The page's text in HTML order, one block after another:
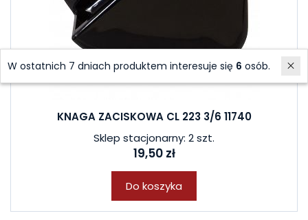
KNAGA ZACISKOWA CL 223 3/6 11740
Sklep stacjonarny: 2 szt.
19,50 zł
Do koszyka
W ostatnich 7 dniach produktem interesuje się 6 osób.